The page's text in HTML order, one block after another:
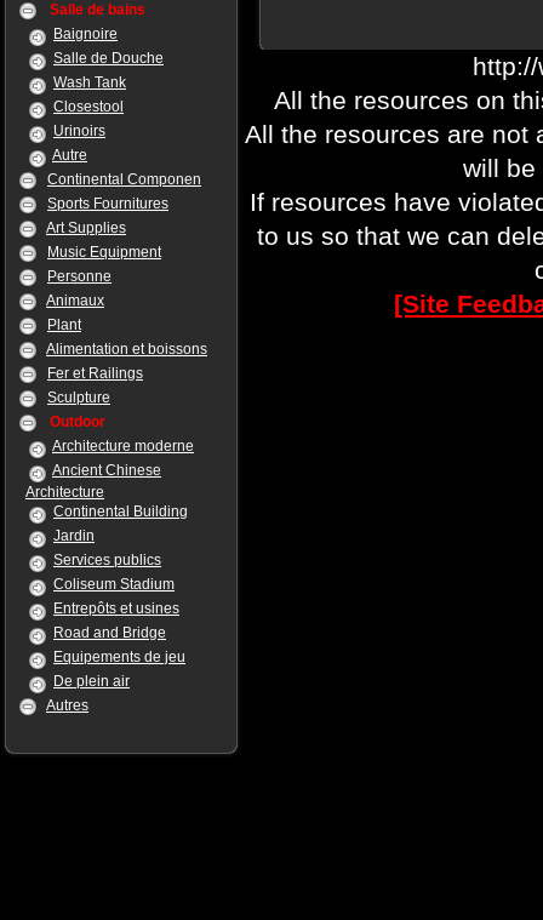
Salle de bains
Baignoire
Salle de Douche
Wash Tank
Closestool
Urinoirs
Autre
Continental Componen
Sports Fournitures
Art Supplies
Music Equipment
Personne
Animaux
Plant
Alimentation et boissons
Fer et Railings
Sculpture
Outdoor
Architecture moderne
Ancient Chinese
Architecture
Continental Building
Jardin
Services publics
Coliseum Stadium
Entrepôts et usines
Road and Bridge
Equipements de jeu
De plein air
Autres
All the resources on
All the resources are not
will be
If resources have
to us so that we can
[Site